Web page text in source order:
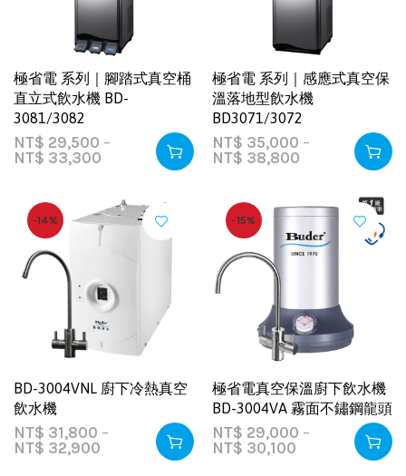
極省電 系列｜腳踏式真空桶
直立式飲水機 BD-
3081/3082
NT$ 29,500 –
NT$ 33,300
極省電 系列｜感應式真空保
溫落地型飲水機
BD3071/3072
NT$ 35,000 –
NT$ 38,800
-14%
BD-3004VNL 廚下冷熱真空
飲水機
NT$ 31,800 –
NT$ 32,900
-15%
極省電真空保溫廚下飲水機
BD-3004VA 霧面不鏽鋼龍頭
NT$ 29,000 –
NT$ 30,100